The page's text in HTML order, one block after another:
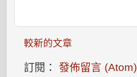
較新的文章
訂閱： 發佈留言 (Atom)